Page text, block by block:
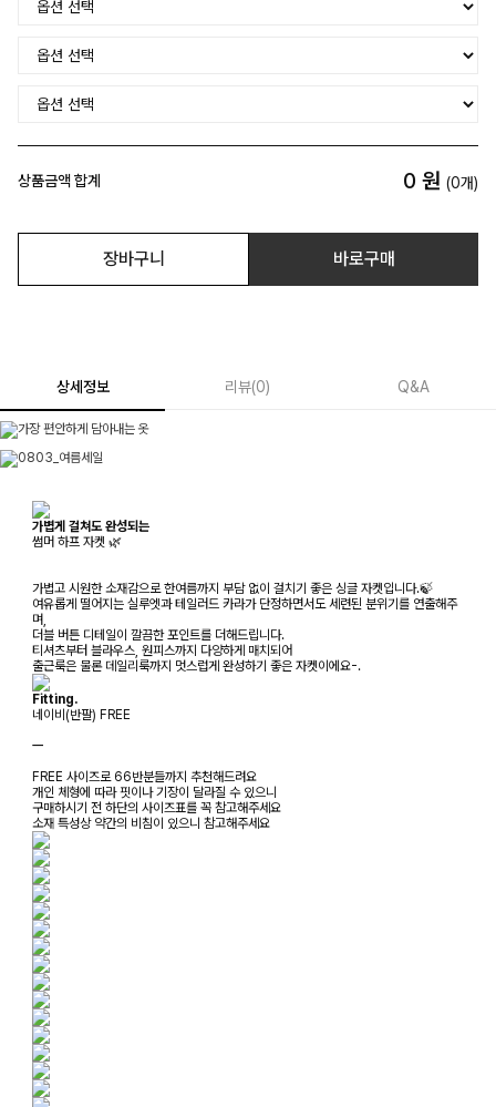
상품금액 합계 0 원 (0개)
장바구니 바로구매
상세정보 리뷰(0) Q&A
가볍게 걸쳐도 완성되는
썸머 하프 자켓 🌿
가볍고 시원한 소재감으로 한여름까지 부담 없이 걸치기 좋은 싱글 자켓입니다.🍃
여유롭게 떨어지는 실루엣과 테일러드 카라가 단정하면서도 세련된 분위기를 연출해주
며,
더블 버튼 디테일이 깔끔한 포인트를 더해드립니다.
티셔츠부터 블라우스, 원피스까지 다양하게 매치되어
출근룩은 물론 데일리룩까지 멋스럽게 완성하기 좋은 자켓이에요-.
Fitting.
네이비(반팔) FREE
ㅡ
FREE 사이즈로 66반분들까지 추천해드려요
개인 체형에 따라 핏이나 기장이 달라질 수 있으니
구매하시기 전 하단의 사이즈표를 꼭 참고해주세요
소재 특성상 약간의 비침이 있으니 참고해주세요